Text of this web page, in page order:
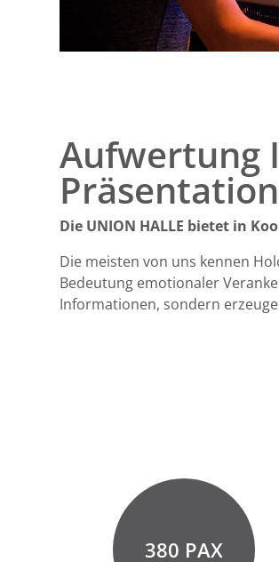
Aufwertung
Die UNION HALLE bietet in
Die meisten von uns kennen
Bedeutung emotionaler
Informationen, sondern
380 PAX